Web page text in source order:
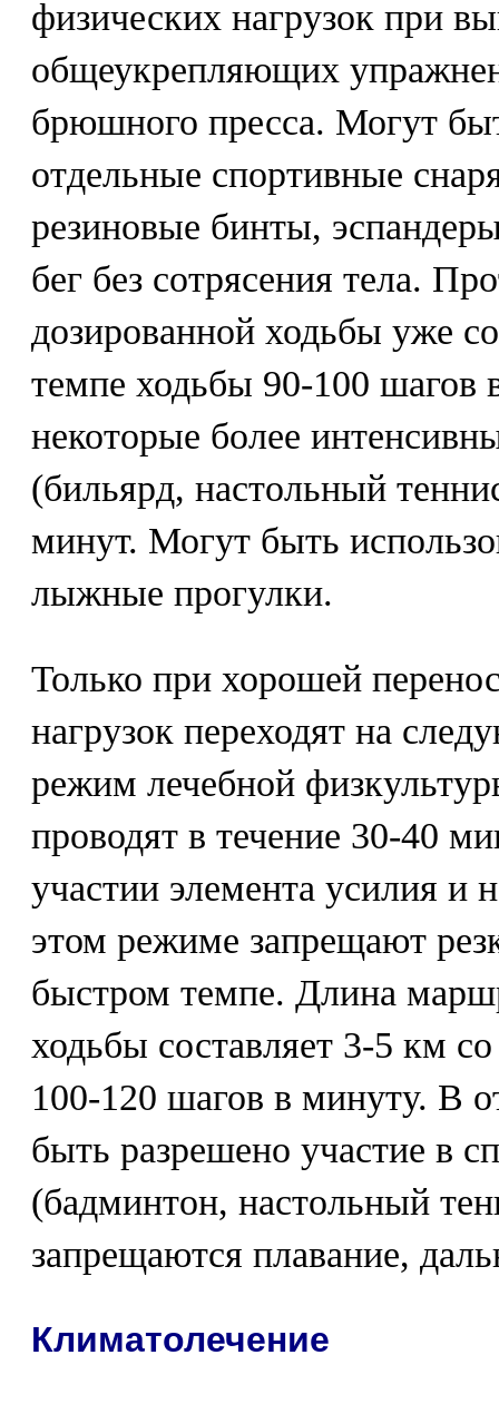
физических нагрузок при
общеукрепляющих
брюшного пресса. Могут
отдельные спортивные
резиновые бинты,
бег без сотрясения тела.
дозированной ходьбы уже
темпе ходьбы 90-100 шагов
некоторые более
(бильярд, настольный
минут. Могут быть
лыжные прогулки.
Только при хорошей
нагрузок переходят на
режим лечебной
проводят в течение 30-40
участии элемента усилия и
этом режиме запрещают
быстром темпе. Длина
ходьбы составляет 3-5 км
100-120 шагов в минуту. В
быть разрешено участие в
(бадминтон, настольный
запрещаются плавание,
Климатолечение